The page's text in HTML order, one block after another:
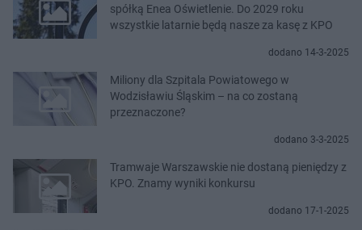
spółką Enea Oświetlenie. Do 2029 roku
wszystkie latarnie będą nasze za kasę z KPO
dodano 14-3-2025
Miliony dla Szpitala Powiatowego w
Wodzisławiu Śląskim – na co zostaną
przeznaczone?
dodano 3-3-2025
Tramwaje Warszawskie nie dostaną pieniędzy z
KPO. Znamy wyniki konkursu
dodano 17-1-2025